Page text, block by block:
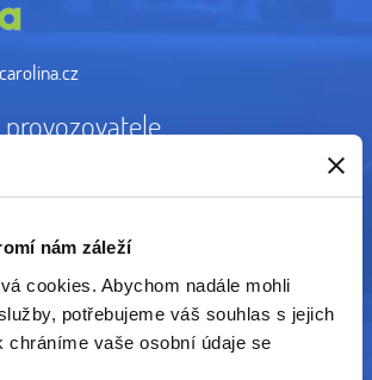
nám záleží
cookies. Abychom nadále mohli
potřebujeme váš souhlas s jejich
chráníme vaše osobní údaje se
207